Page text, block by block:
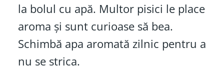
la bolul cu apă. Multor pisici le place
aroma și sunt curioase să bea.
Schimbă apa aromată zilnic pentru a
nu se strica.